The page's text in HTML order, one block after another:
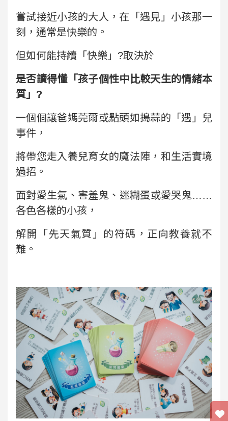
嘗試接近小孩的大人，在「遇見」小孩那一
刻，通常是快樂的。
但如何能持續「快樂」?取決於
是否讀得懂「孩子個性中比較天生的情緒本
質」?
一個個讓爸媽莞爾或點頭如搗蒜的「遇」兒
事件，
將帶您走入養兒育女的魔法陣，和生活實境
過招。
面對愛生氣、害羞鬼、迷糊蛋或愛哭鬼……
各色各樣的小孩，
解開「先天氣質」的符碼，正向教養就不
難。